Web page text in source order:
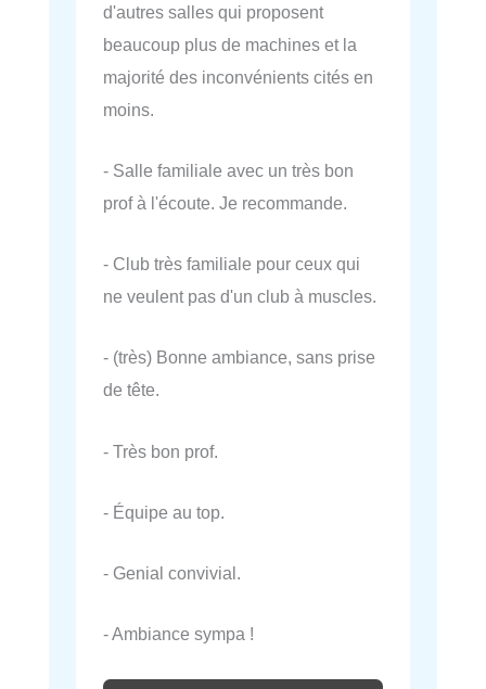
d'autres salles qui proposent
beaucoup plus de machines et la
majorité des inconvénients cités en
moins.
- Salle familiale avec un très bon
prof à l'écoute. Je recommande.
- Club très familiale pour ceux qui
ne veulent pas d'un club à muscles.
- (très) Bonne ambiance, sans prise
de tête.
- Très bon prof.
- Équipe au top.
- Genial convivial.
- Ambiance sympa !